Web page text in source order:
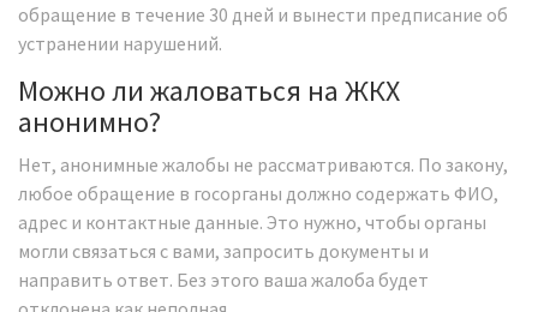
обращение в течение 30 дней и вынести предписание об
устранении нарушений.
Можно ли жаловаться на ЖКХ
анонимно?
Нет, анонимные жалобы не рассматриваются. По закону,
любое обращение в госорганы должно содержать ФИО,
адрес и контактные данные. Это нужно, чтобы органы
могли связаться с вами, запросить документы и
направить ответ. Без этого ваша жалоба будет